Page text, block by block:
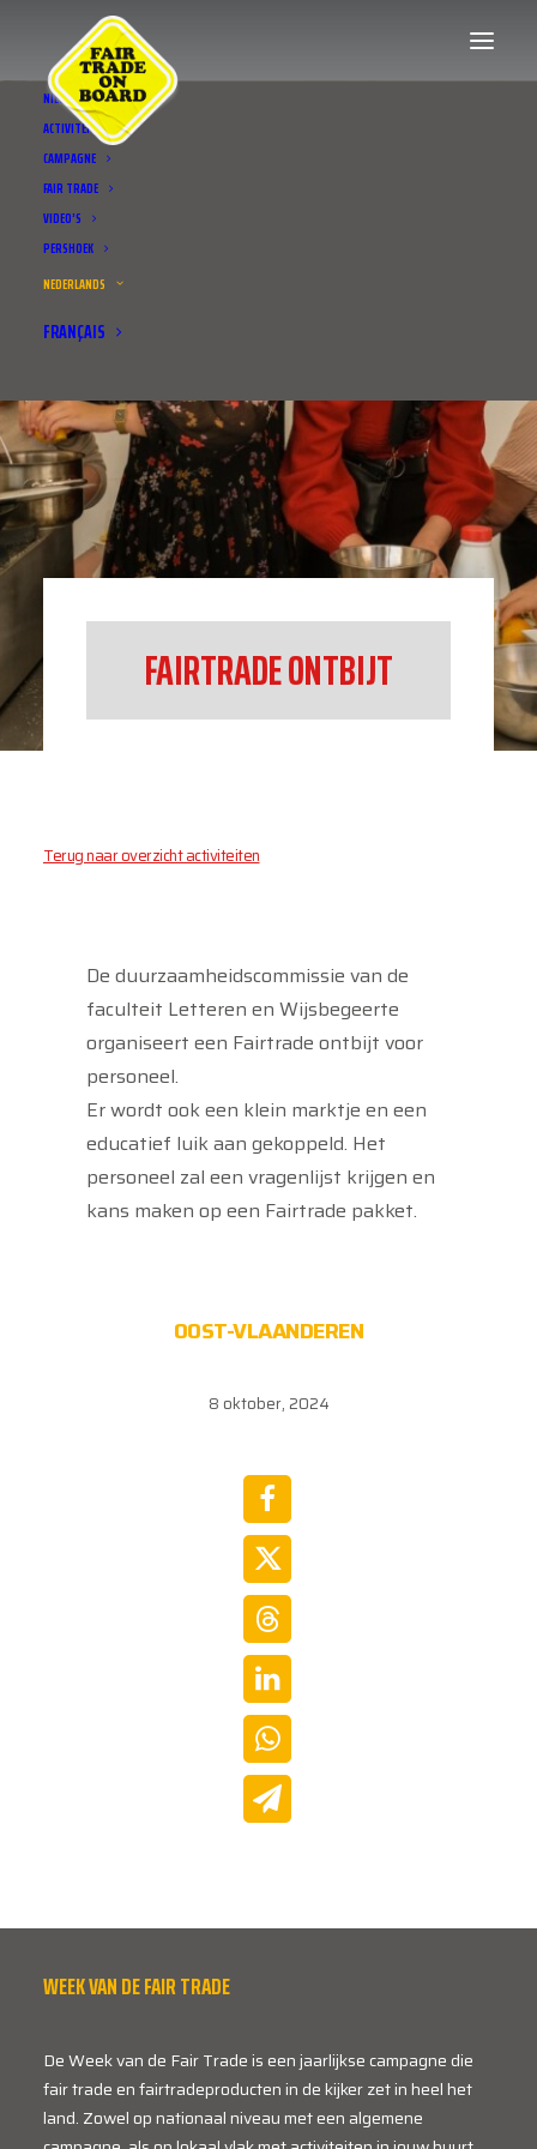
NIEUWS
ACTIVITEITEN
CAMPAGNE
FAIR TRADE
VIDEO’S
PERSHOEK
NEDERLANDS
FRANÇAIS
FAIRTRADE ONTBIJT
Terug naar overzicht activiteiten
OOST-VLAANDEREN
8 oktober, 2024
De duurzaamheidscommissie van de
faculteit Letteren en Wijsbegeerte
organiseert een Fairtrade ontbijt voor
personeel.
Er wordt ook een klein marktje en een
educatief luik aan gekoppeld. Het
personeel zal een vragenlijst krijgen en
kans maken op een Fairtrade pakket.
WEEK VAN DE FAIR TRADE
De Week van de Fair Trade is een jaarlijkse campagne die
fair trade en fairtradeproducten in de kijker zet in heel het
land. Zowel op nationaal niveau met een algemene